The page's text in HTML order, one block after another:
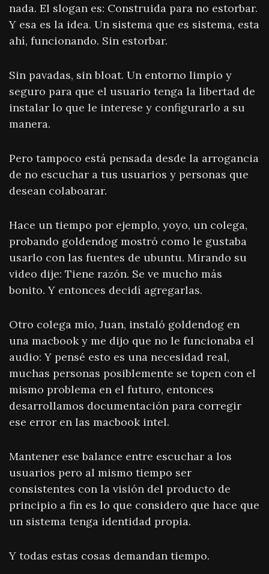
nada. El slogan es: Construida para no estorbar.
Y esa es la idea. Un sistema que es sistema, esta
ahí, funcionando. Sin estorbar.
Sin pavadas, sin bloat. Un entorno limpio y
seguro para que el usuario tenga la libertad de
instalar lo que le interese y configurarlo a su
manera.
Pero tampoco está pensada desde la arrogancia
de no escuchar a tus usuarios y personas que
desean colaboarar.
Hace un tiempo por ejemplo, yoyo, un colega,
probando goldendog mostró como le gustaba
usarlo con las fuentes de ubuntu. Mirando su
video dije: Tiene razón. Se ve mucho más
bonito. Y entonces decidí agregarlas.
Otro colega mio, Juan, instaló goldendog en
una macbook y me dijo que no le funcionaba el
audio: Y pensé esto es una necesidad real,
muchas personas posiblemente se topen con el
mismo problema en el futuro, entonces
desarrollamos documentación para corregir
ese error en las macbook intel.
Mantener ese balance entre escuchar a los
usuarios pero al mismo tiempo ser
consistentes con la visión del producto de
principio a fin es lo que considero que hace que
un sistema tenga identidad propia.
Y todas estas cosas demandan tiempo.